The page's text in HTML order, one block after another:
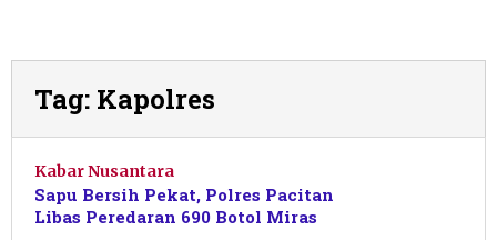
Tag: Kapolres
Kabar Nusantara
Sapu Bersih Pekat, Polres Pacitan
Libas Peredaran 690 Botol Miras